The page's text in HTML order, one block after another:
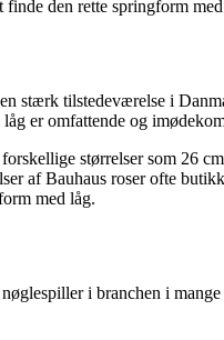
den rette springform
stærk tilstedeværelse i
er omfattende og
størrelser som 26
af Bauhaus roser ofte
med låg.
i branchen i